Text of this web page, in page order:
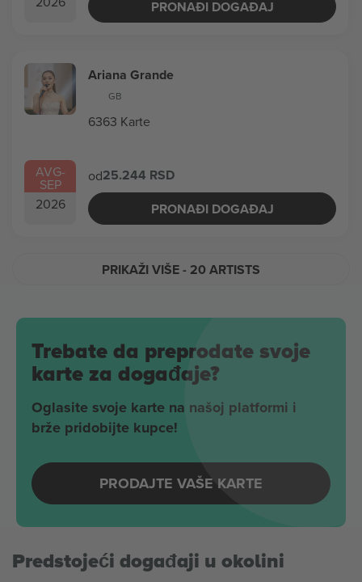
PRONAĐI DOGAĐAJ
AVG-
SEP
2026
Ariana Grande
GB
6363 Karte
od25.244 RSD
PRONAĐI DOGAĐAJ
PRIKAŽI VIŠE- 20 ARTISTS
Trebate da preprodate svoje
karte za događaje?
Oglasite svoje karte na našoj platformi i
brže pridobijte kupce!
PRODAJTE VAŠE KARTE
Predstojeći događaji u okolini